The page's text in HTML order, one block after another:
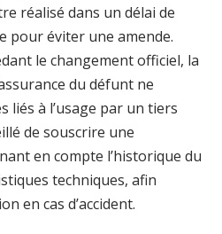
réalisé dans un délai de
pour éviter une amende.
le changement officiel, la
du défunt ne
liés à l’usage par un tiers
de souscrire une
en compte l’historique du
techniques, afin
en cas d’accident.